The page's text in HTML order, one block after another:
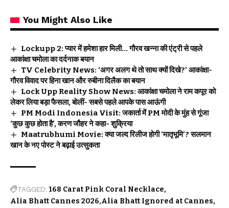
You Might Also Like
Lockupp 2: प्यार में हमेशा हार मिली… गौरव खन्ना की एंट्री से पहले
आकांक्षा चमोला का दर्दनाक बयान
TV Celebrity News: ‘अगर अलग थे तो साथ क्यों दिखे?’ आकांक्षा-
गौरव विवाद पर हिना खान और रुबीना दिलैक का बयान
Lock Upp Reality Show News: आकांक्षा चमोला ने राम कपूर को
लेकर लिया बड़ा फैसला, बोलीं- सबसे पहले आपके पास आऊंगी
PM Modi Indonesia Visit: जकार्ता में PM मोदी के मुंह से गूंजा
‘कुछ कुछ होता है’, करण जौहर ने कहा- शुक्रिया
Maatrubhumi Movie: क्या जल्द रिलीज होगी ‘मातृभूमि’? सलमान
खान के नए पोस्ट ने बढ़ाई उत्सुकता
TAGGED:168 Carat Pink Coral Necklace
Alia Bhatt Cannes 2026 Alia Bhatt Ignored at Cannes